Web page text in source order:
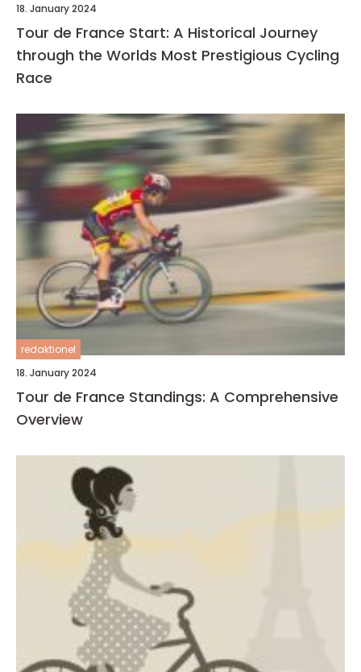
18. January 2024
Tour de France Start: A Historical Journey
through the Worlds Most Prestigious Cycling
Race
redaktionel
18. January 2024
Tour de France Standings: A Comprehensive
Overview